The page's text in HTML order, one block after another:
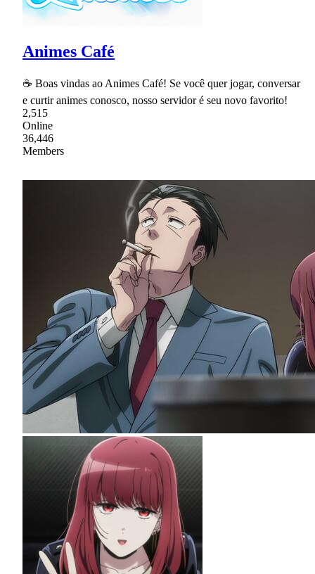
Animes Café
☕ Boas vindas ao Animes Café! Se você quer jogar, conversar
e curtir animes conosco, nosso servidor é seu novo favorito!
2,515
Online
36,446
Members